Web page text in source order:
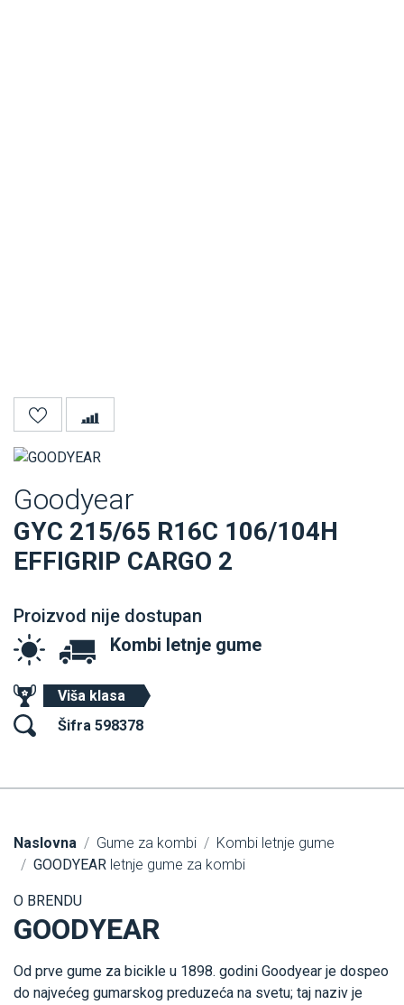
Goodyear
GYC 215/65 R16C 106/104H
EFFIGRIP CARGO 2
Proizvod nije dostupan
Kombi letnje gume
Viša klasa
Šifra 598378
Naslovna Gume za kombi
Kombi letnje gume
GOODYEAR letnje gume za kombi
O BRENDU
GOODYEAR
Od prve gume za bicikle u 1898. godini Goodyear je dospeo
do najvećeg gumarskog preduzeća na svetu; taj naziv je